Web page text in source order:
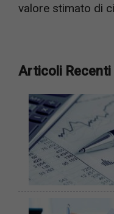
valore stimato di
Articoli Recenti